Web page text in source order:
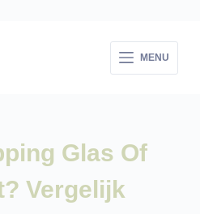
MENU
Glas Of
Vergelijk